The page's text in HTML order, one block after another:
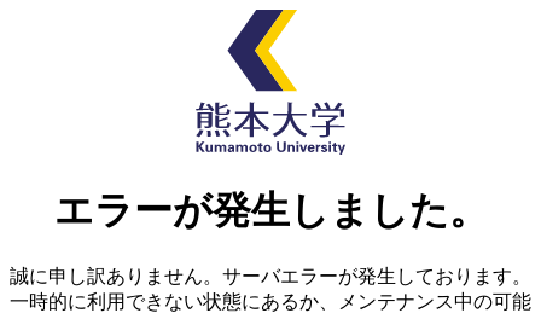
エラーが発生しました。
誠に申し訳ありません。サーバエラーが発生しております。
一時的に利用できない状態にあるか、メンテナンス中の可能